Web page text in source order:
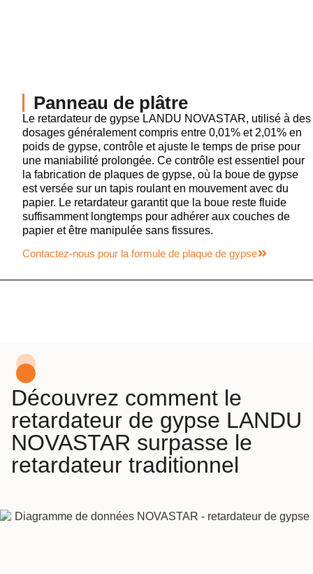
Panneau de plâtre
Le retardateur de gypse LANDU NOVASTAR, utilisé à des
dosages généralement compris entre 0,01% et 2,01% en
poids de gypse, contrôle et ajuste le temps de prise pour
une maniabilité prolongée. Ce contrôle est essentiel pour
la fabrication de plaques de gypse, où la boue de gypse
est versée sur un tapis roulant en mouvement avec du
papier. Le retardateur garantit que la boue reste fluide
suffisamment longtemps pour adhérer aux couches de
papier et être manipulée sans fissures.
Contactez-nous pour la formule de plaque de gypse
Découvrez comment le
retardateur de gypse LANDU
NOVASTAR surpasse le
retardateur traditionnel